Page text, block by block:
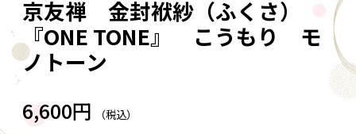
京友禅 金封袱紗（ふくさ）
『ONE TONE』 こうもり モ
ノトーン
6,600円 （税込）